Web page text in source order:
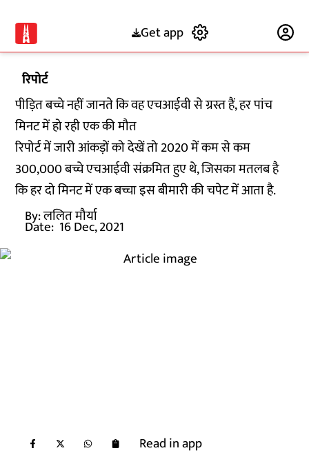
Get app
रिपोर्ट
पीड़ित बच्चे नहीं जानते कि वह एचआईवी से ग्रस्त हैं, हर पांच
मिनट में हो रही एक की मौत
रिपोर्ट में जारी आंकड़ों को देखें तो 2020 में कम से कम
300,000 बच्चे एचआईवी संक्रमित हुए थे, जिसका मतलब है
कि हर दो मिनट में एक बच्चा इस बीमारी की चपेट में आता है.
By:ललित मौर्या
Date: 16 Dec, 2021
Read in app